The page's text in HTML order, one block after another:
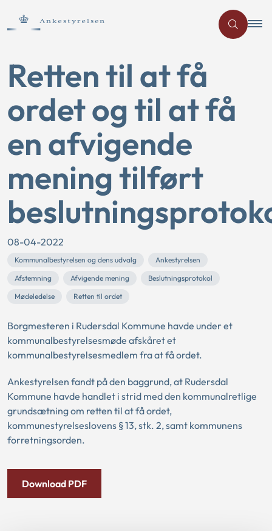
Retten til at få
ordet og til at få
en afvigende
mening tilført
08-04-2022
Kommunalbestyrelsen og dens udvalg
Ankestyrelsen
Afstemning
Afvigende mening
Beslutningsprotokol
Mødeledelse
Retten til ordet
Borgmesteren i Rudersdal Kommune havde under et
kommunalbestyrelsesmøde afskåret et
kommunalbestyrelsesmedlem fra at få ordet.
Ankestyrelsen fandt på den baggrund, at Rudersdal
Kommune havde handlet i strid med den kommunalretlige
grundsætning om retten til at få ordet,
kommunestyrelseslovens § 13, stk. 2, samt kommunens
forretningsorden.
Download PDF